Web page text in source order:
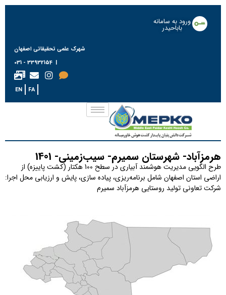
ورود به سامانه
باباحیدر
شهرک علمی تحقیقاتی اصفهان
| 33932154 - 031
FA
EN
هرمزآباد- شهرستان سمیرم- سیب‌زمینی- 1401
طرح الگویی مدیریت هوشمند آبیاری در سطح 100 هکتار (کشت پاییزه) از
اراضی استان اصفهان شامل برنامه‌ریزی، پیاده سازی، پایش و ارزیابی محل اجرا:
شرکت تعاونی تولید روستایی هرمزآباد سمیرم